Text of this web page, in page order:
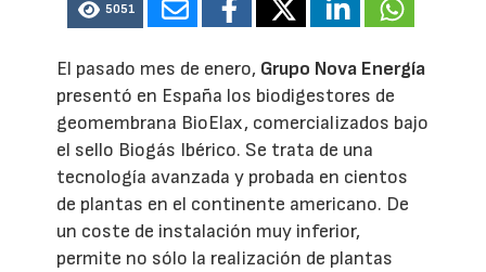
5051
El pasado mes de enero, Grupo Nova Energía
presentó en España los biodigestores de
geomembrana BioElax, comercializados bajo
el sello Biogás Ibérico. Se trata de una
tecnología avanzada y probada en cientos
de plantas en el continente americano. De
un coste de instalación muy inferior,
permite no sólo la realización de plantas